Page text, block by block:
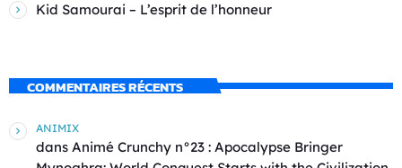
Kid Samourai – L’esprit de l’honneur
COMMENTAIRES RÉCENTS
ANIMIX
dans Animé Crunchy n°23 : Apocalypse Bringer